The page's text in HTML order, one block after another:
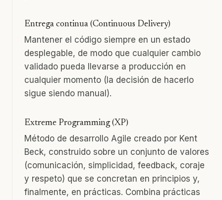
Entrega continua (Continuous Delivery)
Mantener el código siempre en un estado
desplegable, de modo que cualquier cambio
validado pueda llevarse a producción en
cualquier momento (la decisión de hacerlo
sigue siendo manual).
Extreme Programming (XP)
Método de desarrollo Agile creado por Kent
Beck, construido sobre un conjunto de valores
(comunicación, simplicidad, feedback, coraje
y respeto) que se concretan en principios y,
finalmente, en prácticas. Combina prácticas